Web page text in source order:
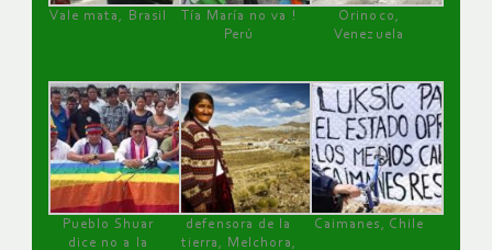
Vale mata, Brasil
Tía María no va !
Perú
Orinoco,
Venezuela
Pueblo Shuar
dice no a la
defensora de la
tierra, Melchora,
Caimanes, Chile